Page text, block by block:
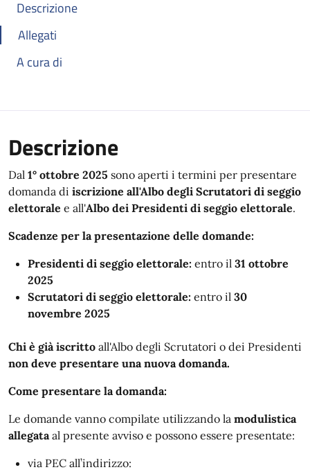
Descrizione
Allegati
A cura di
Descrizione
Dal 1° ottobre 2025 sono aperti i termini per presentare
domanda di iscrizione all'Albo degli Scrutatori di seggio
elettorale e all'Albo dei Presidenti di seggio elettorale.
Scadenze per la presentazione delle domande:
Presidenti di seggio elettorale: entro il 31 ottobre
2025
Scrutatori di seggio elettorale: entro il 30
novembre 2025
Chi è già iscritto all'Albo degli Scrutatori o dei Presidenti
non deve presentare una nuova domanda.
Come presentare la domanda:
Le domande vanno compilate utilizzando la modulistica
allegataal presente avviso e possono essere presentate:
via PEC all’indirizzo: